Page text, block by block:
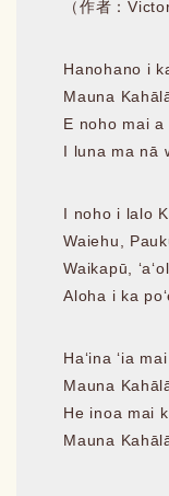
（作者：
Hanohano i
Mauna
E noho mai a
I luna ma nā
I noho i lalo
Waiehu,
Waikapū,
Aloha i ka
Haʻina ʻia
Mauna
He inoa mai
Mauna